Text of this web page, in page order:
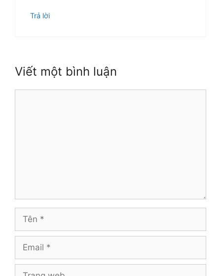
Trả lời
Viết một bình luận